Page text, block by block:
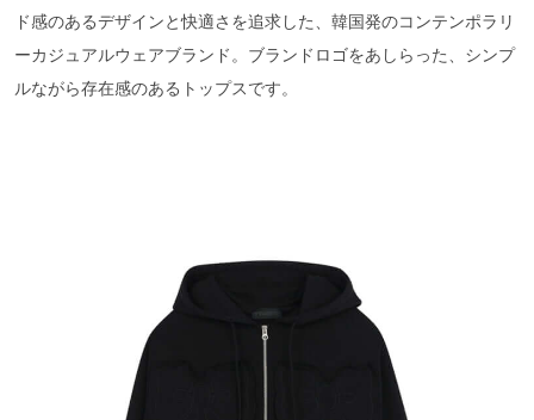
ド感のあるデザインと快適さを追求した、韓国発のコンテンポラリ
ーカジュアルウェアブランド。ブランドロゴをあしらった、シンプ
ルながら存在感のあるトップスです。